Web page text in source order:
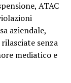
ATAC
aziendale,
senza
mediatico e